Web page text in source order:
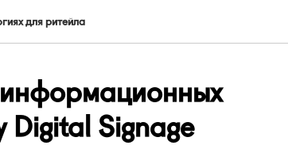
для ритейла
Digital Signage